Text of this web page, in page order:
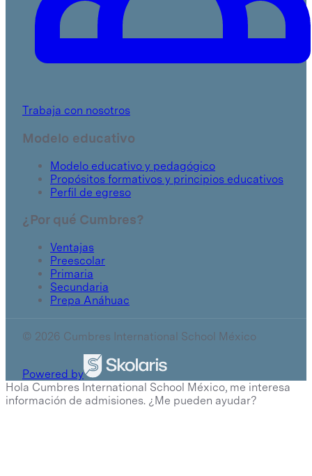
Trabaja con nosotros
Modelo educativo
Modelo educativo y pedagógico
Propósitos formativos y principios educativos
Perfil de egreso
¿Por qué Cumbres?
Ventajas
Preescolar
Primaria
Secundaria
Prepa Anáhuac
© 2026 Cumbres International School México
Powered by
Hola Cumbres International School México, me interesa
información de admisiones. ¿Me pueden ayudar?